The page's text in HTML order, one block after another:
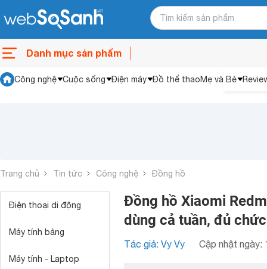
Danh mục sản phẩm
Công nghệ Cuộc sống Điện máy Đồ thể thaoMẹ và Bé
Trang chủ Tin tức Công nghệ Đồng hồ
Điện thoại di động
Máy tính bảng
Máy tính - Laptop
Đồng hồ Xiaomi
dùng cả tuần, đủ
Tác giả: Vy Vy Cập nhật ngày: